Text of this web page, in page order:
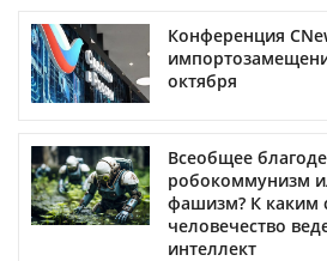
Конференция
октября
Всеобщее
робокоммунизм
фашизм? К каким
человечество
интеллект